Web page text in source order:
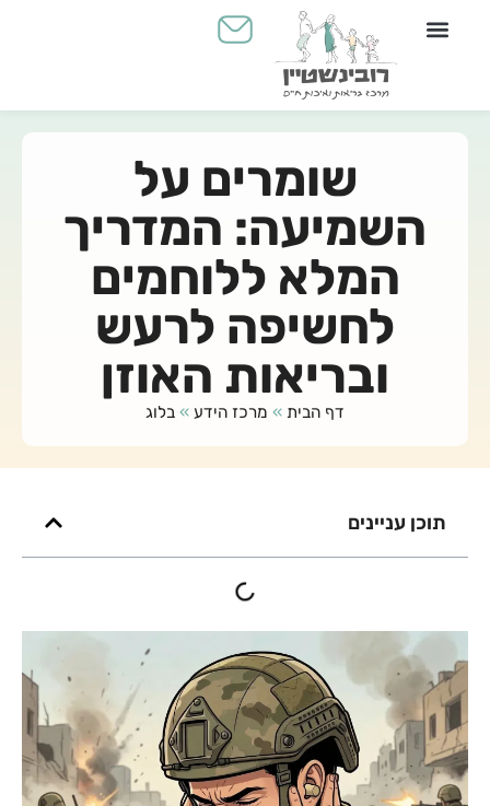
שומרים על
השמיעה: המדריך
המלא ללוחמים
לחשיפה לרעש
ובריאות האוזן
דף הבית » מרכז הידע » בלוג
תוכן עניינים